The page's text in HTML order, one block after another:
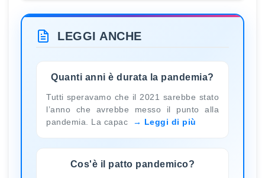
LEGGI ANCHE
Quanti anni è durata la pandemia?
Tutti speravamo che il 2021 sarebbe stato
l’anno che avrebbe messo il punto alla
pandemia. La capac
Leggi di più
Cos'è il patto pandemico?